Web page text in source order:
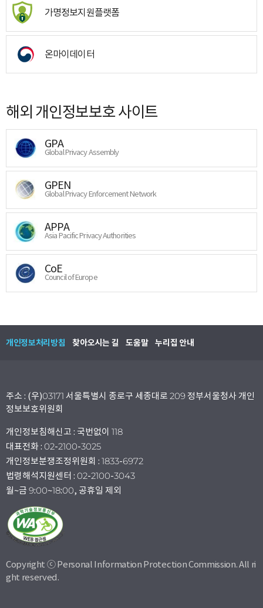
가명정보지원플랫폼
온마이데이터
해외 개인정보보호 사이트
GPA
Global Privacy Assembly
GPEN
Global Privacy Enforcement Network
APPA
Asia Pacific Privacy Authorities
CoE
Council of Europe
개인정보처리방침 찾아오시는 길 도움말 누리집 안내
주소 : (우)03171 서울특별시 종로구 세종대로 209 정부서울청사 개인
정보보호위원회
개인정보침해신고 : 국번없이 118
대표전화 : 02-2100-3025
개인정보분쟁조정위원회 : 1833-6972
법령해석지원센터 : 02-2100-3043
월~금 9:00~18:00, 공휴일 제외
Copyright ⓒ Personal Information Protection Commission. All ri
ght reserved.